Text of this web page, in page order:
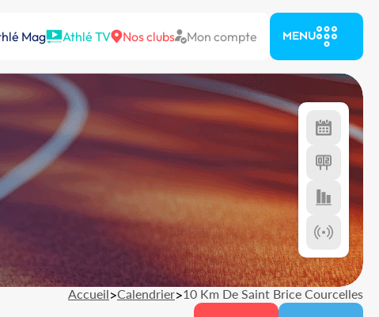
Mag Athlé TV Nos clubs Mon compte MENU
Accueil>Calendrier>10 Km De Saint Brice Courcelles